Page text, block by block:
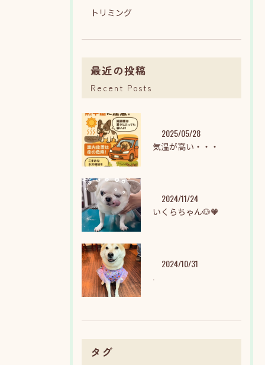
トリミング
最近の投稿
Recent Posts
2025/05/28
気温が高い・・・
2024/11/24
いくらちゃん🐶🧡
2024/10/31
タグ